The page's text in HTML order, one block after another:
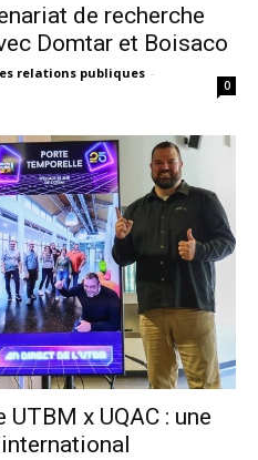
de recherche
Domtar et Boisaco
relations publiques -
0
x UQAC : une